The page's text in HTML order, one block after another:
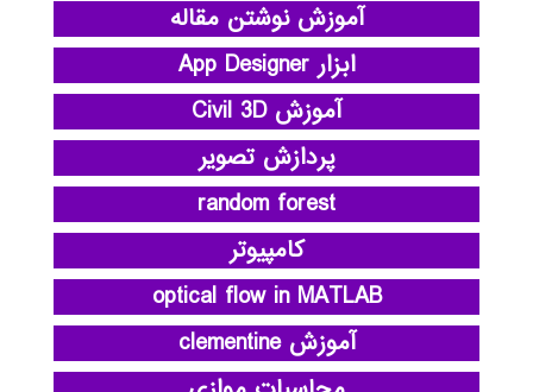
آموزش نوشتن مقاله
ابزار App Designer
آموزش Civil 3D
پردازش تصویر
random forest
کامپیوتر
optical flow in MATLAB
آموزش clementine